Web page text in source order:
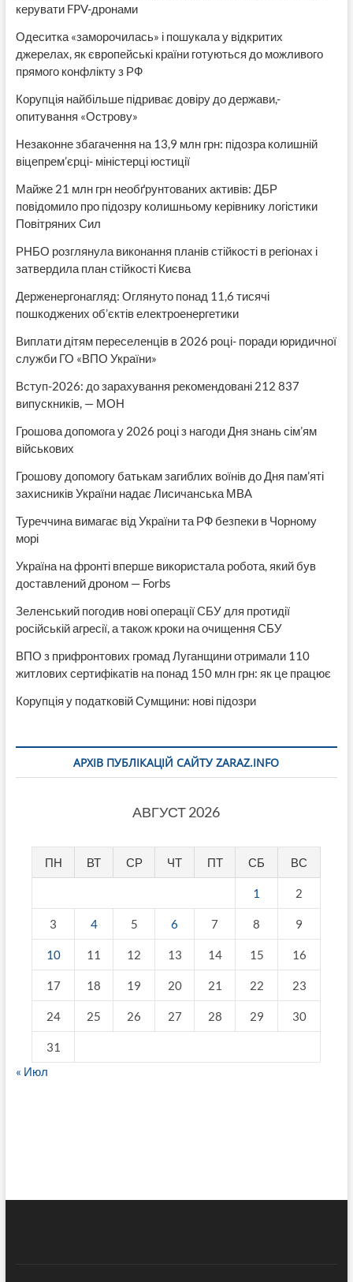
керувати FPV-дронами
Одеситка «заморочилась» і пошукала у відкритих
джерелах, як європейські країни готуються до можливого
прямого конфлікту з РФ
Корупція найбільше підриває довіру до держави,-
опитування «Острову»
Незаконне збагачення на 13,9 млн грн: підозра колишній
віцепрем’єрці- міністерці юстиції
Майже 21 млн грн необґрунтованих активів: ДБР
повідомило про підозру колишньому керівнику логістики
Повітряних Сил
РНБО розглянула виконання планів стійкості в регіонах і
затвердила план стійкості Києва
Держенергонагляд: Оглянуто понад 11,6 тисячі
пошкоджених об’єктів електроенергетики
Виплати дітям переселенців в 2026 році- поради юридичної
служби ГО «ВПО України»
Вступ-2026: до зарахування рекомендовані 212 837
випускників, — МОН
Грошова допомога у 2026 році з нагоди Дня знань сім’ям
військових
Грошову допомогу батькам загиблих воїнів до Дня пам’яті
захисників України надає Лисичанська МВА
Туреччина вимагає від України та РФ безпеки в Чорному
морі
Україна на фронті вперше використала робота, який був
доставлений дроном — Forbs
Зеленський погодив нові операції СБУ для протидії
російській агресії, а також кроки на очищення СБУ
ВПО з прифронтових громад Луганщини отримали 110
житлових сертифікатів на понад 150 млн грн: як це працює
Корупція у податковій Сумщини: нові підозри
АРХІВ ПУБЛІКАЦІЙ САЙТУ ZARAZ.INFO
АВГУСТ 2026
ПН ВТ СР ЧТ ПТ СБ ВС
1 2
3 4 5 6 7 8 9
10 11 12 13 14 15 16
17 18 19 20 21 22 23
24 25 26 27 28 29 30
31
« Июл